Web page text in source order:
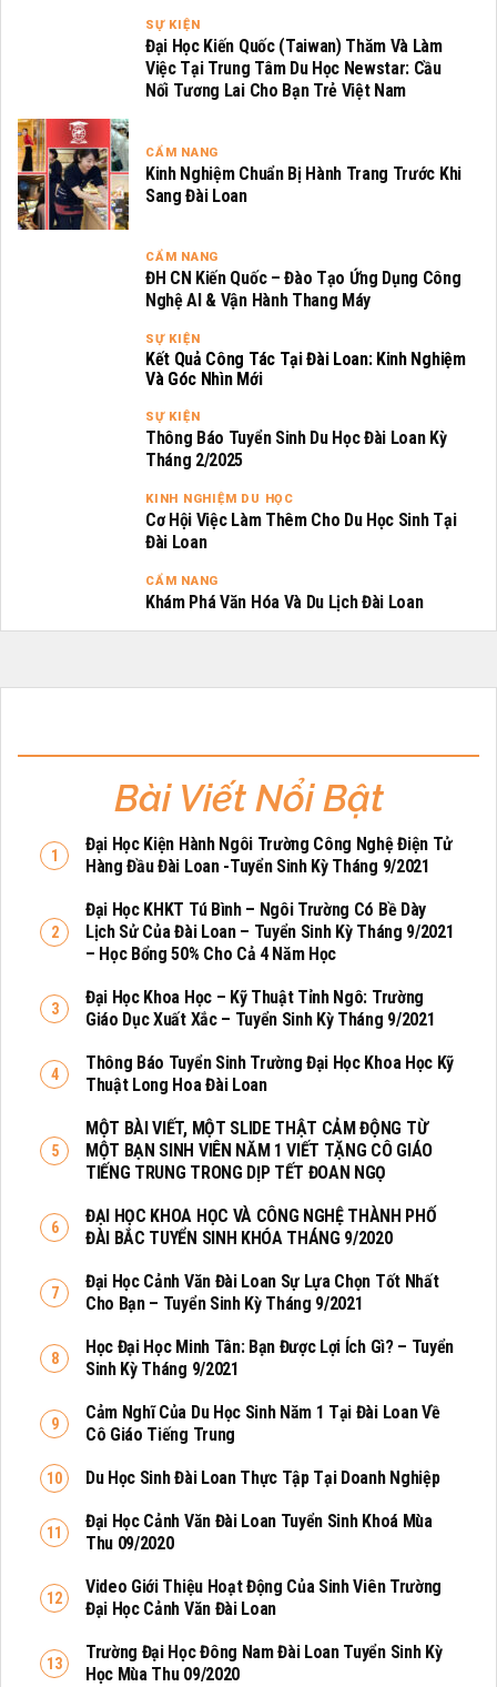
SỰ KIỆN
Đại Học Kiến Quốc (Taiwan) Thăm Và Làm
Việc Tại Trung Tâm Du Học Newstar: Cầu
Nối Tương Lai Cho Bạn Trẻ Việt Nam
CẨM NANG
Kinh Nghiệm Chuẩn Bị Hành Trang Trước Khi
Sang Đài Loan
CẨM NANG
ĐH CN Kiến Quốc – Đào Tạo Ứng Dụng Công
Nghệ AI & Vận Hành Thang Máy
SỰ KIỆN
Kết Quả Công Tác Tại Đài Loan: Kinh Nghiệm
Và Góc Nhìn Mới
SỰ KIỆN
Thông Báo Tuyển Sinh Du Học Đài Loan Kỳ
Tháng 2/2025
KINH NGHIỆM DU HỌC
Cơ Hội Việc Làm Thêm Cho Du Học Sinh Tại
Đài Loan
CẨM NANG
Khám Phá Văn Hóa Và Du Lịch Đài Loan
Bài Viết Nổi Bật
Đại Học Kiện Hành Ngôi Trường Công Nghệ Điện Tử
Hàng Đầu Đài Loan -tuyển Sinh Kỳ Tháng 9/2021
Đại Học KHKT Tú Bình – Ngôi Trường Có Bề Dày
Lịch Sử Của Đài Loan – Tuyển Sinh Kỳ Tháng 9/2021
– Học Bổng 50% Cho Cả 4 Năm Học
Đại Học Khoa Học – Kỹ Thuật Tỉnh Ngô: Trường
Giáo Dục Xuất Xắc – Tuyển Sinh Kỳ Tháng 9/2021
Thông Báo Tuyển Sinh Trường Đại Học Khoa Học Kỹ
Thuật Long Hoa Đài Loan
MỘT BÀI VIẾT, MỘT SLIDE THẬT CẢM ĐỘNG TỪ
MỘT BẠN SINH VIÊN NĂM 1 VIẾT TẶNG CÔ GIÁO
TIẾNG TRUNG TRONG DỊP TẾT ĐOAN NGỌ
ĐẠI HỌC KHOA HỌC VÀ CÔNG NGHỆ THÀNH PHỐ
ĐÀI BẮC TUYỂN SINH KHÓA THÁNG 9/2020
Đại Học Cảnh Văn Đài Loan Sự Lựa Chọn Tốt Nhất
Cho Bạn – Tuyển Sinh Kỳ Tháng 9/2021
Học Đại Học Minh Tân: Bạn Được Lợi Ích Gì? – Tuyển
Sinh Kỳ Tháng 9/2021
Cảm Nghĩ Của Du Học Sinh Năm 1 Tại Đài Loan Về
Cô Giáo Tiếng Trung
Du Học Sinh Đài Loan Thực Tập Tại Doanh Nghiệp
Đại Học Cảnh Văn Đài Loan Tuyển Sinh Khoá Mùa
Thu 09/2020
Video Giới Thiệu Hoạt Động Của Sinh Viên Trường
Đại Học Cảnh Văn Đài Loan
Trường Đại Học Đông Nam Đài Loan Tuyển Sinh Kỳ
Học Mùa Thu 09/2020